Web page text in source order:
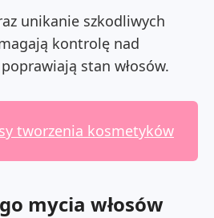
unikanie szkodliwych
kontrolę nad
stan włosów.
tworzenia kosmetyków
mycia włosów